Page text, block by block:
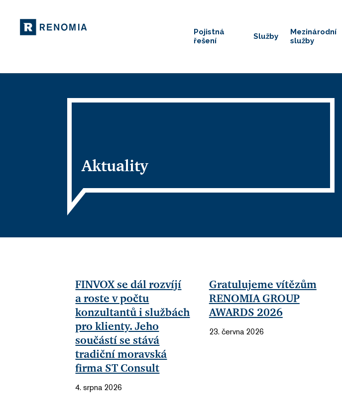
Pojistná
řešení
Služby
Mezinárodní
služby
Aktuality
FINVOX se dál rozvíjí
a roste v počtu
konzultantů i službách
pro klienty. Jeho
součástí se stává
tradiční moravská
firma ST Consult
4. srpna 2026
Gratulujeme vítězům
RENOMIA GROUP
AWARDS 2026
23. června 2026